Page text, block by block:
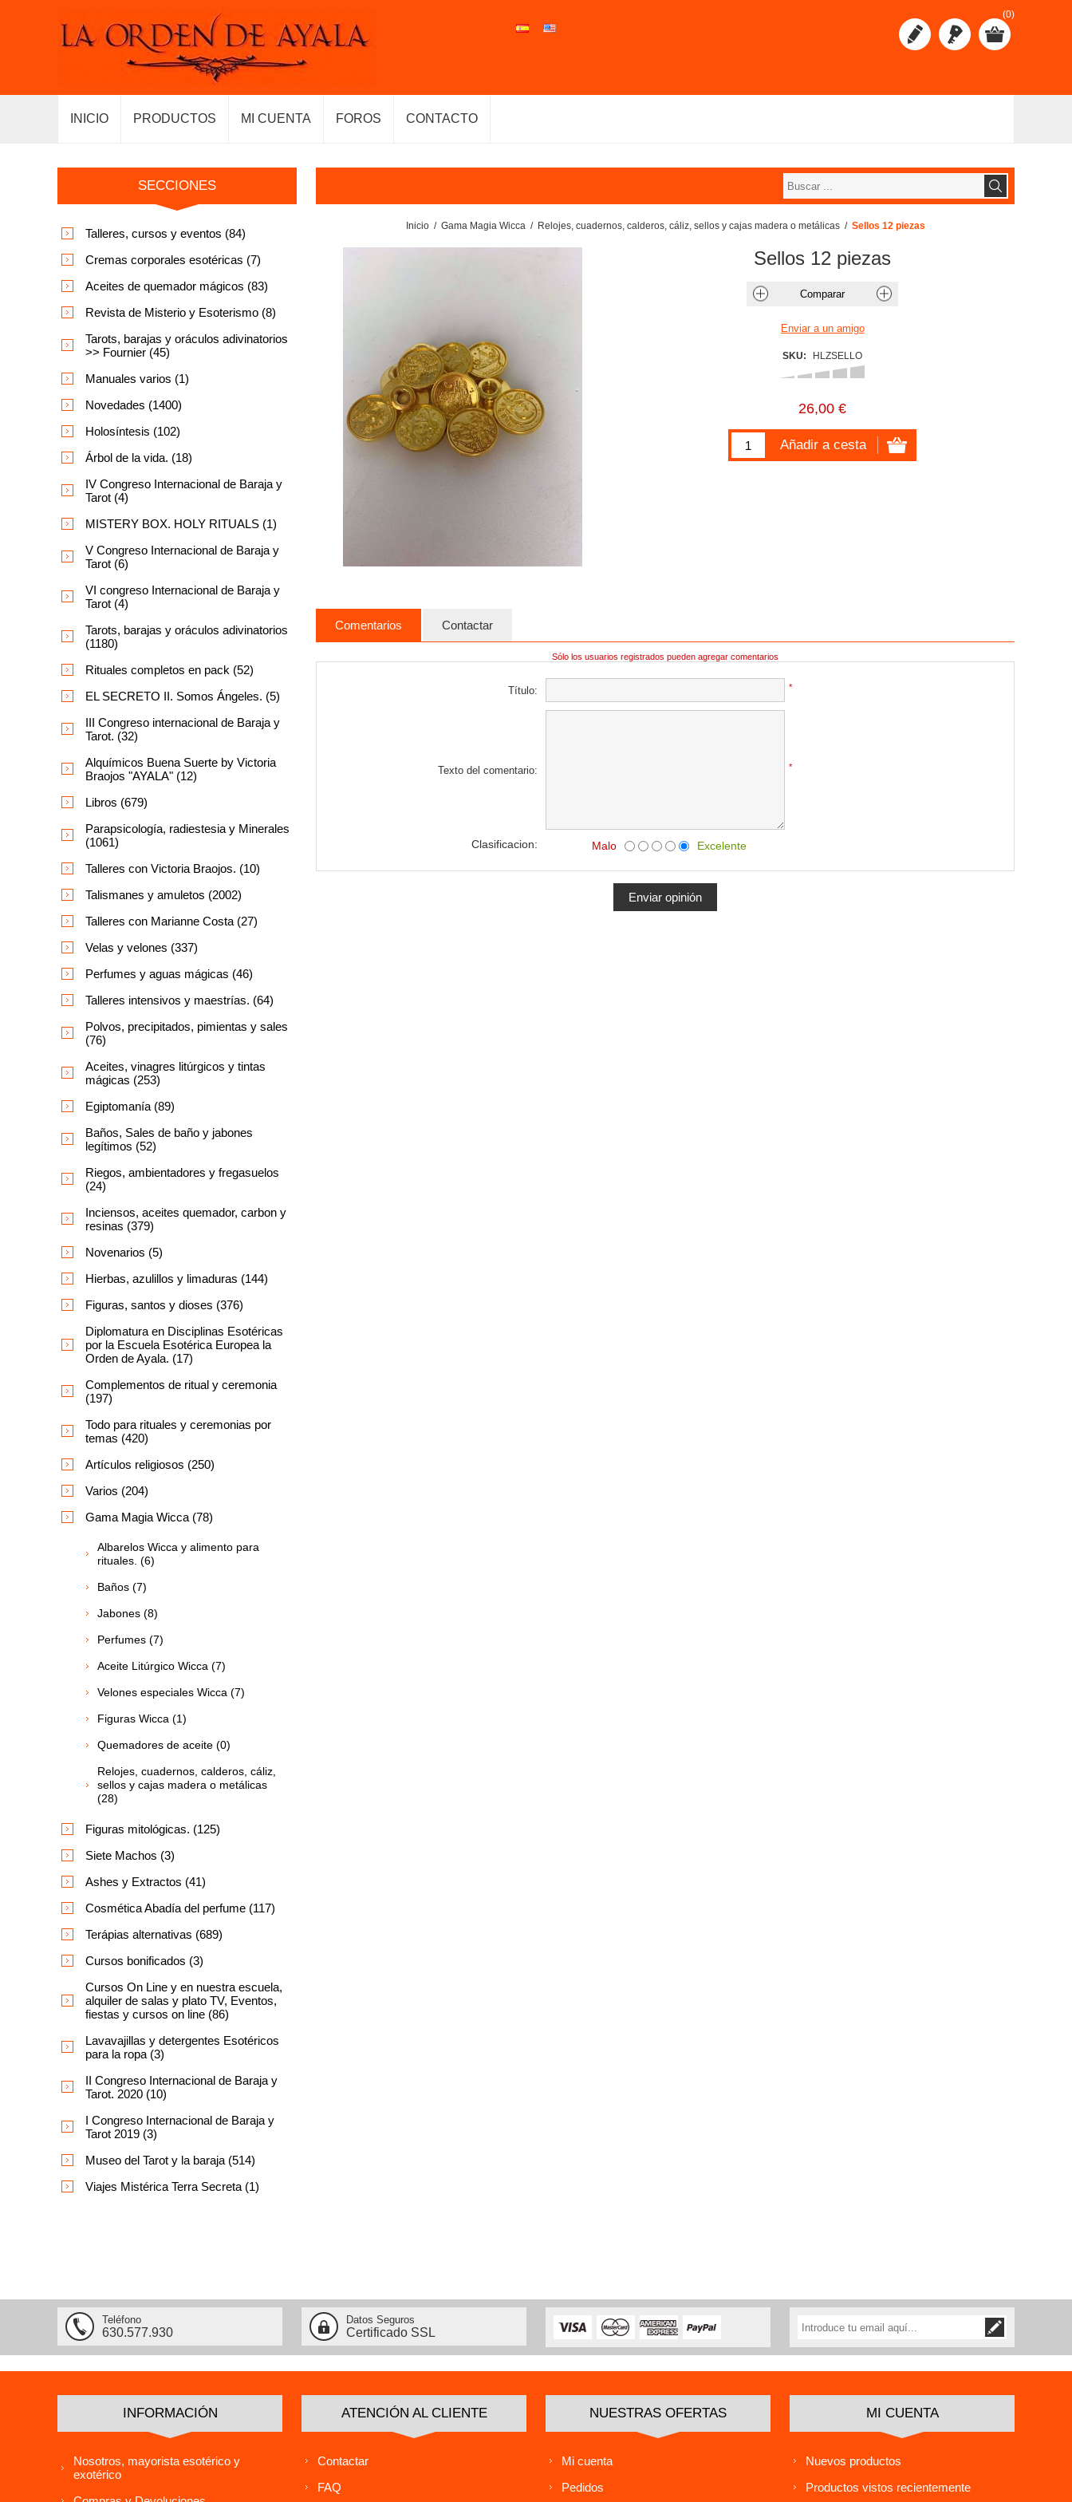
(0)
INICIO PRODUCTOS MI CUENTA FOROS CONTACTO
Inicio / Gama Magia Wicca / Relojes, cuadernos, calderos, cáliz, sellos y cajas madera o metálicas / Sellos 12 piezas
Sellos 12 piezas
SKU: HLZSELLO
26,00 €
Comentarios Contactar
Sólo los usuarios registrados pueden agregar comentarios
Título: *
Texto del comentario: *
Clasificacion: Malo Excelente
SECCIONES
Talleres, cursos y eventos (84)
Cremas corporales esotéricas (7)
Aceites de quemador mágicos (83)
Revista de Misterio y Esoterismo (8)
Tarots, barajas y oráculos adivinatorios
>> Fournier (45)
Manuales varios (1)
Novedades (1400)
Holosíntesis (102)
Árbol de la vida. (18)
IV Congreso Internacional de Baraja y
Tarot (4)
MISTERY BOX. HOLY RITUALS (1)
V Congreso Internacional de Baraja y
Tarot (6)
VI congreso Internacional de Baraja y
Tarot (4)
Tarots, barajas y oráculos adivinatorios
(1180)
Rituales completos en pack (52)
EL SECRETO II. Somos Ángeles. (5)
III Congreso internacional de Baraja y
Tarot. (32)
Alquímicos Buena Suerte by Victoria
Braojos "AYALA" (12)
Libros (679)
Parapsicología, radiestesia y Minerales
(1061)
Talleres con Victoria Braojos. (10)
Talismanes y amuletos (2002)
Talleres con Marianne Costa (27)
Velas y velones (337)
Perfumes y aguas mágicas (46)
Talleres intensivos y maestrías. (64)
Polvos, precipitados, pimientas y sales
(76)
Aceites, vinagres litúrgicos y tintas
mágicas (253)
Egiptomanía (89)
Baños, Sales de baño y jabones
legítimos (52)
Riegos, ambientadores y fregasuelos
(24)
Inciensos, aceites quemador, carbon y
resinas (379)
Novenarios (5)
Hierbas, azulillos y limaduras (144)
Figuras, santos y dioses (376)
Diplomatura en Disciplinas Esotéricas
por la Escuela Esotérica Europea la
Orden de Ayala. (17)
Complementos de ritual y ceremonia
(197)
Todo para rituales y ceremonias por
temas (420)
Artículos religiosos (250)
Varios (204)
Gama Magia Wicca (78)
Albarelos Wicca y alimento para
rituales. (6)
Baños (7)
Jabones (8)
Perfumes (7)
Aceite Litúrgico Wicca (7)
Velones especiales Wicca (7)
Figuras Wicca (1)
Quemadores de aceite (0)
Relojes, cuadernos, calderos, cáliz,
sellos y cajas madera o metálicas
(28)
Figuras mitológicas. (125)
Siete Machos (3)
Ashes y Extractos (41)
Cosmética Abadía del perfume (117)
Terápias alternativas (689)
Cursos bonificados (3)
Cursos On Line y en nuestra escuela,
alquiler de salas y plato TV, Eventos,
fiestas y cursos on line (86)
Lavavajillas y detergentes Esotéricos
para la ropa (3)
II Congreso Internacional de Baraja y
Tarot. 2020 (10)
I Congreso Internacional de Baraja y
Tarot 2019 (3)
Museo del Tarot y la baraja (514)
Viajes Mistérica Terra Secreta (1)
Teléfono
630.577.930
Datos Seguros
Certificado SSL
INFORMACIÓN
Nosotros, mayorista esotérico y
exotérico
ATENCIÓN AL CLIENTE
Contactar
FAQ
NUESTRAS OFERTAS
Mi cuenta
Pedidos
MI CUENTA
Nuevos productos
Productos vistos recientemente